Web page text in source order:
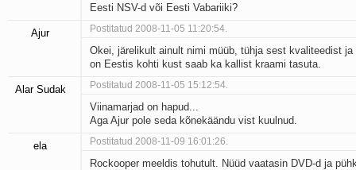
Eesti NSV-d või Eesti Vabariiki?
Ajur Postitatud 2008-11-05 11:20:54.
Okei, järelikult ainult nimi müüb, tühja sest kvaliteedist
on Eestis kohti kust saab ka kallist kraami tasuta.
Alar Sudak Postitatud 2008-11-05 15:12:54.
Viinamarjad on hapud...
Aga Ajur pole seda kõnekäändu vist kuulnud.
ela Postitatud 2008-11-09 16:01:26.
Rockooper meeldis tohutult. Nüüd vaatasin DVD-d ja